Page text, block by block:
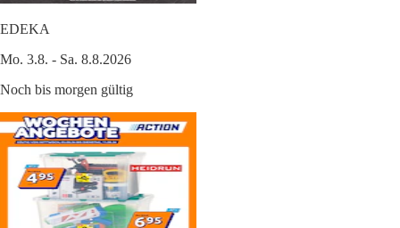
EDEKA
Mo. 3.8. - Sa. 8.8.2026
Noch bis morgen gültig